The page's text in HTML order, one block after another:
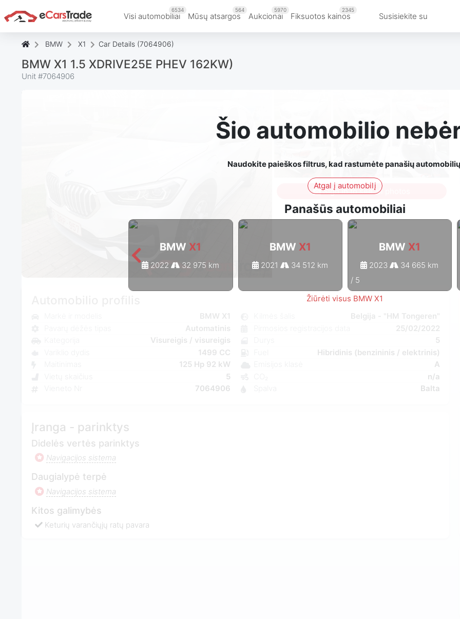
Visi automobiliai
6534
Mūsų atsargos
564
Aukcionai
5970
Fiksuotos kainos
2345
Susisiekite su
BMW X1 Car Details (7064906)
BMW X1 1.5 XDRIVE25E PHEV 162KW)
Unit #7064906
Šio automobilio
Naudokite paieškos filtrus, kad rastumėte panašių
Atgal į automobilį
Panašūs automobiliai
BMW X1
2022 32 975 km
BMW X1
2021 34 512 km
BMW X1
2023 34 665 km
/ 5
Žiūrėti visus BMW X1
Sign in to see all photos
BMW X1
Automatinis
Visureigis / visureigis
1499 CC
125 Hp 92 kW
5
7064906
Belgija - "HM Tongeren"
25/02/2022
5
Hibridinis (benzininis / elektrinis)
A
n/a
Balta
Įranga - parinktys
Didelės vertės parinktys
Navigacijos sistema
Daugialypė terpė
Navigacijos sistema
Kitos galimybės
Keturių varančiųjų ratų pavara